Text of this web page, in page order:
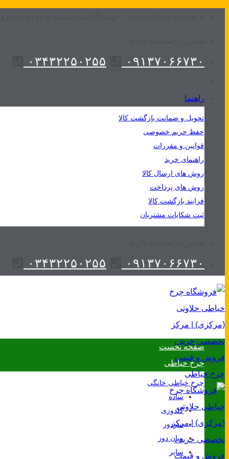
۰۹۱۳۷۰۶۶۷۳۰ ۰۳۴۳۲۲۵۰۲۵۵
راهنما
تحویل و ضمانت بازگشت کالا
حفظ حریم خصوصی
قوانین و مقررات
راهنمای خرید
روش های ارسال کالا
روش های پرداخت
فرایند بازگشت کالا
ثبت شکایات مشتریان
۰۹۱۳۷۰۶۶۷۳۰ ۰۳۴۳۲۲۵۰۲۵۵
صفحه نخست
چرخ خیاطی
چرخ خیاطی خانگی
ساده
گلدوزی
سردوز
میان دوز
سایر